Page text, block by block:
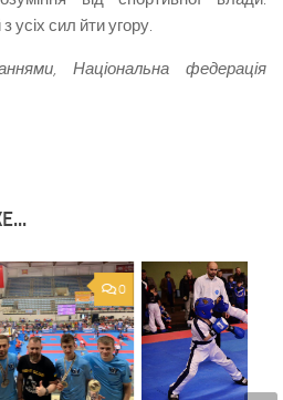
усіх сил йти угору.
Національна федерація
0